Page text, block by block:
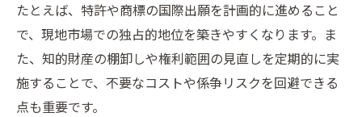
イノベーション創出を支える知識資産
たとえば、特許や商標の国際出願を計画的に進めること
で、現地市場での独占的地位を築きやすくなります。ま
た、知的財産の棚卸しや権利範囲の見直しを定期的に実
施することで、不要なコストや係争リスクを回避できる
点も重要です。